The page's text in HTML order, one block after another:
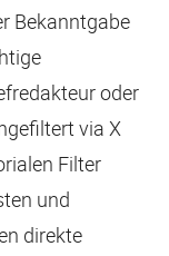
Bekanntgabe
oder
via X
Filter
und
direkte